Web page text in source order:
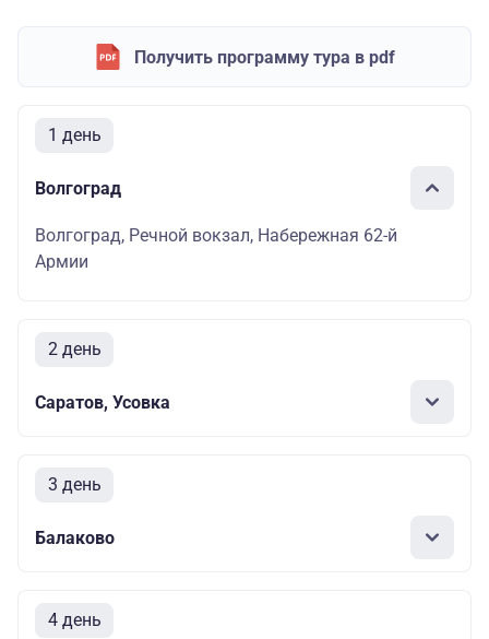
Получить программу тура в pdf
1 день
Волгоград
Волгоград, Речной вокзал, Набережная 62-й
Армии
2 день
Саратов, Усовка
3 день
Балаково
4 день